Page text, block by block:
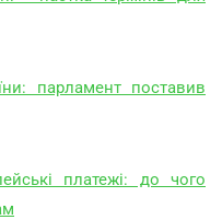
парламент поставив
платежі: до чого